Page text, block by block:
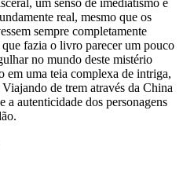
real, mesmo que os
sempre completamente
fazia o livro parecer um pouco
no mundo deste mistério
em uma teia complexa de intriga,
de trem através da China
a autenticidade dos personagens